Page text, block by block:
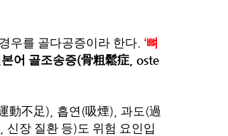
우를 골다공증이라 한다. ‘뼈
어 골조송증(骨粗鬆症 , oste
動不足), 흡연 (吸煙), 과도(過
신장 질환 등)도 위험 요인입